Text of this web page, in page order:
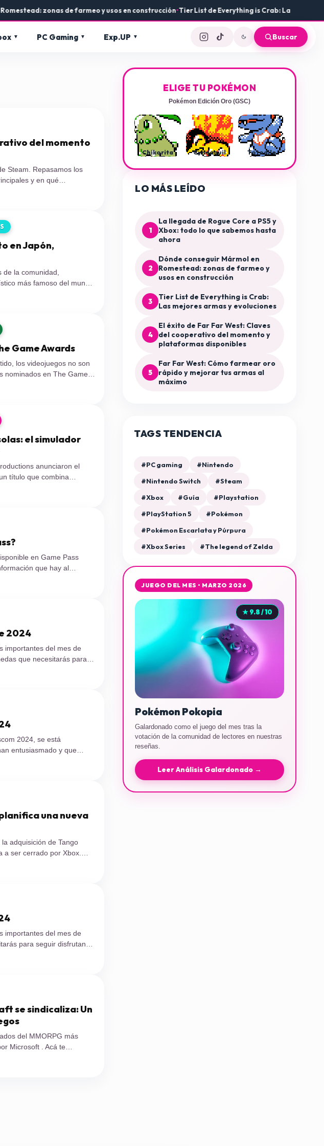
zonas de farmeo y usos en construcción•Tier List de Everything is Crab: Las mejores
PC Gaming Exp.UP Buscar
del momento
Steam. Repasamos los
y en qué
estudio independiente Evil
aventuras llegó al
en Japón,
la comunidad,
más famoso del mundo
promete ser el título más
el […]
Game Awards
los videojuegos no son
nominados en The Game
en los The Game
según género, […]
el simulador
anunciaron el
título que combina
5 y PC, consolidándose
en Game Pass
que hay al
saga de CAPCOM es
2024
importantes del mes de
que necesitarás para
y deja detrás
y otros tan
2024, se está
entusiasmado y que
celebrada ahora mismo
del antiguo
una nueva
adquisición de Tango
a ser cerrado por Xbox.
ya que Krafton va a
[…]
importantes del mes de
para seguir disfrutando
Fecha: 1 de agosto
y automatización
se sindicaliza: Un
del MMORPG más
Microsoft . Acá te
despidos masivos
en la industria de los
ELIGE TU POKÉMON
Pokémon Edición Oro (GSC)
Chikorita Cyndaquil Totodile
LO MÁS LEÍDO
1
La llegada de Rogue Core a PS5 y
Xbox: todo lo que sabemos hasta
ahora
2
Dónde conseguir Mármol en
Romestead: zonas de farmeo y
usos en construcción
3
Tier List de Everything is Crab:
Las mejores armas y evoluciones
4
El éxito de Far Far West: Claves
del cooperativo del momento y
plataformas disponibles
5
Far Far West: Cómo farmear oro
rápido y mejorar tus armas al
máximo
TAGS TENDENCIA
#PC gaming
#Nintendo
#Nintendo Switch
#Steam
#Xbox
#Guía
#Playstation
#PlayStation 5
#Pokémon
#Pokémon Escarlata y Púrpura
#Xbox Series
#The legend of Zelda
JUEGO DEL MES • MARZO 2026
★ 9.8 / 10
Pokémon Pokopia
Galardonado como el juego del mes tras la
votación de la comunidad de lectores en nuestras
reseñas.
Leer Análisis Galardonado →